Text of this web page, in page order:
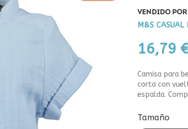
VENDIDO
M&S CASUAL
16,79
Camisa para
corta con
espalda.
Tamaño